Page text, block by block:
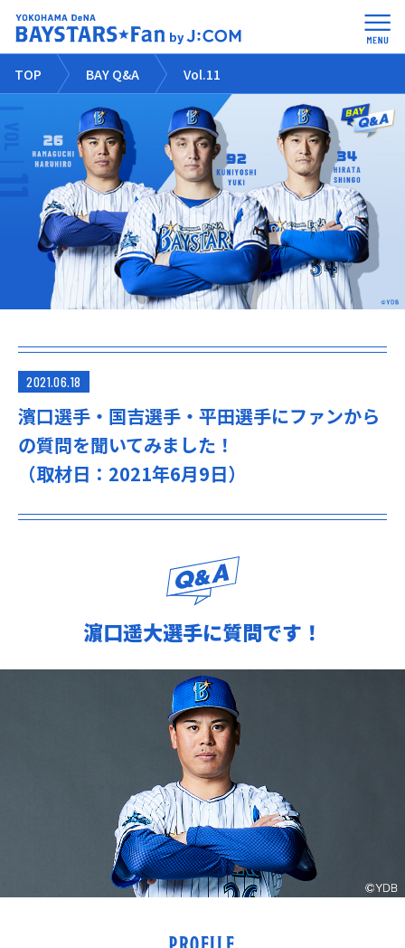
TOP BAY Q&A Vol.11
2021.06.18
濱口選手・国吉選手・平田選手にファンから
の質問を聞いてみました！
（取材日：2021年6月9日）
濵口遥大選手に質問です！